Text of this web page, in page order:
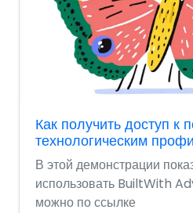
Как получить доступ к
технологическим
В этой демонстрации
использовать BuiltWith
можно по ссылке